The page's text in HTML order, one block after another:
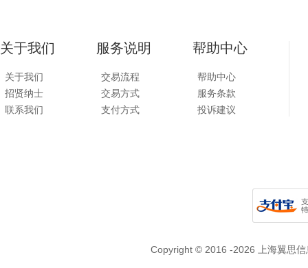
关于我们
关于我们
招贤纳士
联系我们
服务说明
交易流程
交易方式
支付方式
帮助中心
帮助中心
服务条款
投诉建议
Copyright © 2016 -2026 上海翼思